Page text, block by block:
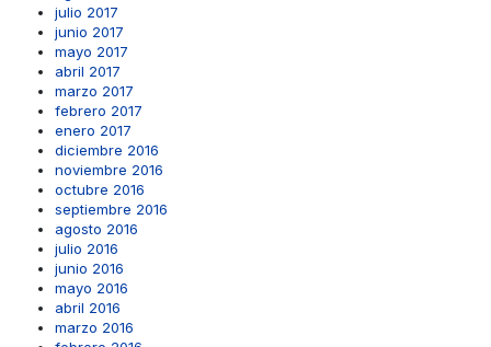
julio 2017
junio 2017
mayo 2017
abril 2017
marzo 2017
febrero 2017
enero 2017
diciembre 2016
noviembre 2016
octubre 2016
septiembre 2016
agosto 2016
julio 2016
junio 2016
mayo 2016
abril 2016
marzo 2016